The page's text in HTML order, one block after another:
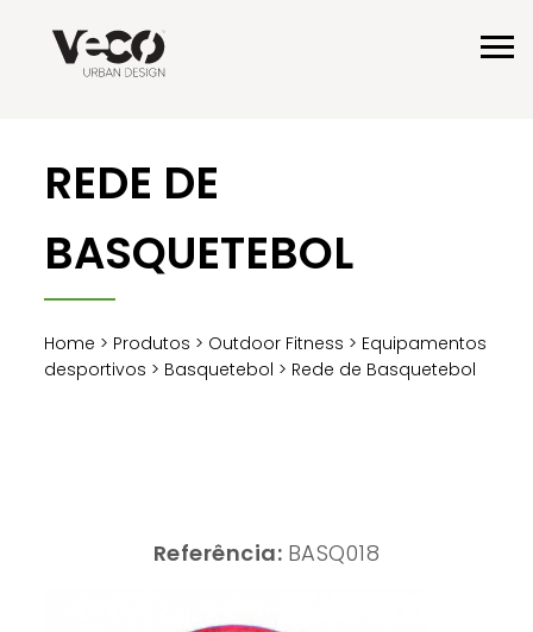
REDE DE
BASQUETEBOL
Home > Produtos > Outdoor Fitness > Equipamentos
desportivos > Basquetebol > Rede de Basquetebol
Referência: BASQ018